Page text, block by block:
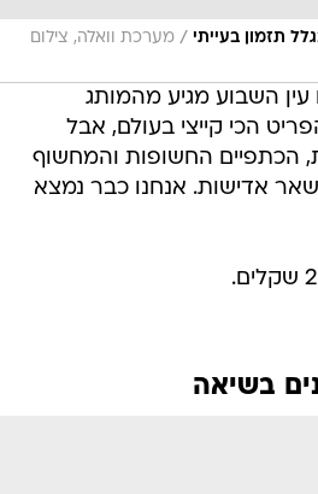
תזמון בעייתי / מערכת וואלה, צילום
עין השבוע מגיע מהמותג
הכי קייצי בעולם, אבל
הכתפיים החשופות והמחשוף
אדישות. אנחנו כבר נמצא
בשיאה